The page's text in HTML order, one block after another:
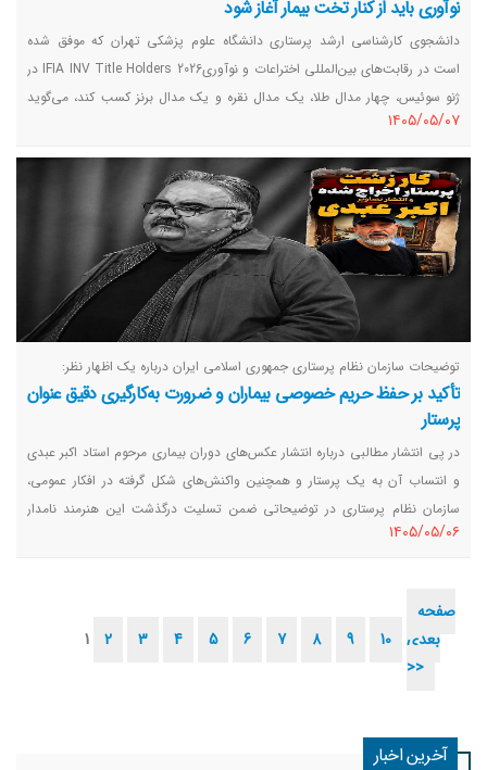
نوآوری باید از کنار تخت بیمار آغاز شود
دانشجوی کارشناسی ارشد پرستاری دانشگاه علوم پزشکی تهران که موفق شده
است در رقابت‌های بین‌المللی اختراعات و نوآوریIFIA INV Title Holders 2026 در
ژنو سوئیس، چهار مدال طلا، یک مدال نقره و یک مدال برنز کسب کند، می‌گوید
نوآوری در حوزه سلامت زمانی ارزشمند است که پاسخی برای نیازهای واقعی
بیماران و نظام درمان باشد.
١٤٠٥/٠٥/٠٧
توضیحات سازمان نظام پرستاری جمهوری اسلامی ایران درباره یک اظهار نظر:
تأکید بر حفظ حریم خصوصی بیماران و ضرورت به‌کارگیری دقیق عنوان
پرستار
در پی انتشار مطالبی درباره انتشار عکس‌های دوران بیماری مرحوم استاد اکبر عبدی
و انتساب آن به یک پرستار و همچنین واکنش‌های شکل گرفته در افکار عمومی،
سازمان نظام پرستاری در توضیحاتی ضمن تسلیت درگذشت این هنرمند نامدار
کشورمان، با تاکید بر لزوم حفظ حریم خصوصی، صیانت از کرامت انسانی و
١٤٠٥/٠٥/٠٦
1 2 3 4 5 6 7 8 9 10
صفحه
بعدی
>>
آخرین اخبار